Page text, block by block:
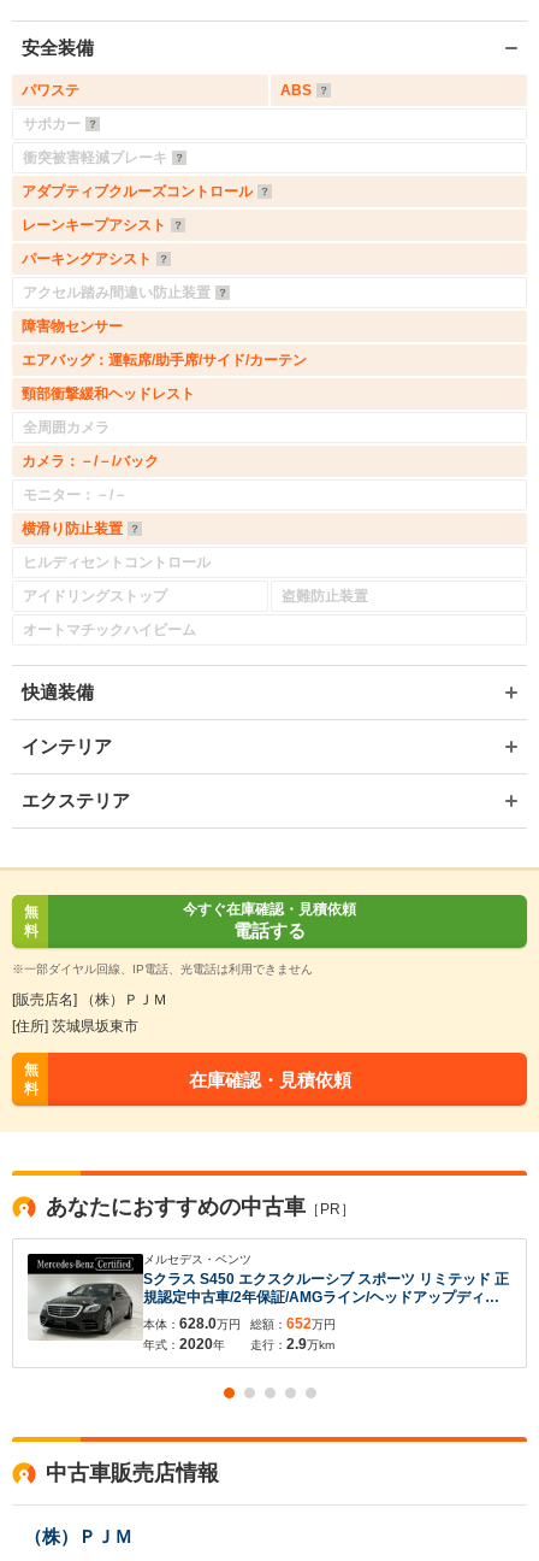
安全装備
パワステ
ABS
サポカー
衝突被害軽減ブレーキ
アダプティブクルーズコントロール
レーンキープアシスト
パーキングアシスト
アクセル踏み間違い防止装置
障害物センサー
エアバッグ：運転席/助手席/サイド/カーテン
頸部衝撃緩和ヘッドレスト
全周囲カメラ
カメラ：－/－/バック
モニター：－/－
横滑り防止装置
ヒルディセントコントロール
アイドリングストップ
盗難防止装置
オートマチックハイビーム
快適装備
インテリア
エクステリア
無
料
今すぐ在庫確認・見積依頼
電話する
※一部ダイヤル回線、IP電話、光電話は利用できません
[販売店名] （株）ＰＪＭ
[住所] 茨城県坂東市
無
料
在庫確認・見積依頼
あなたにおすすめの中古車 ［PR］
メルセデス・ベンツ
Sクラス S450 エクスクルーシブ スポーツ リミテッド 正
規認定中古車/2年保証/AMGライン/ヘッドアップディス
プレイ/パノラミックスライディングルーフ/ブルメスター
サラウンドサウンドシステム/パヒュームアトマイザー/シ
ートヒーター/シートベンチレーター
本体： 628.0万円
年式： 2020年
総額： 652万円
走行： 2.9万km
中古車販売店情報
（株）ＰＪＭ